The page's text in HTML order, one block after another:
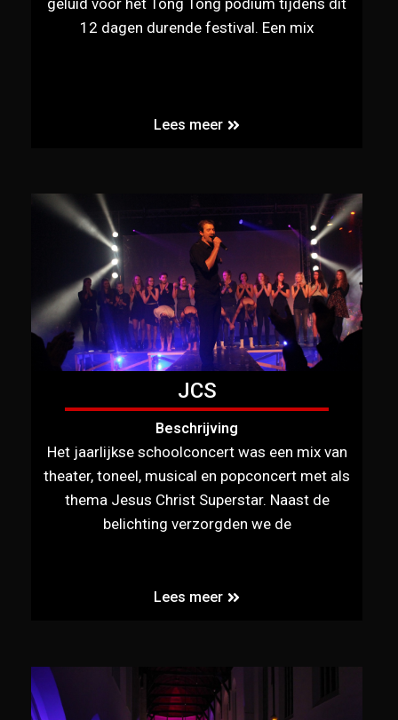
geluid voor het Tong Tong podium tijdens dit
12 dagen durende festival. Een mix
Lees meer
JCS
Beschrijving
Het jaarlijkse schoolconcert was een mix van
theater, toneel, musical en popconcert met als
thema Jesus Christ Superstar. Naast de
belichting verzorgden we de
Lees meer